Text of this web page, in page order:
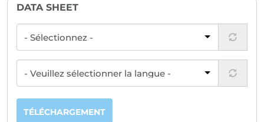
DATA SHEET
TÉLÉCHARGEMENT